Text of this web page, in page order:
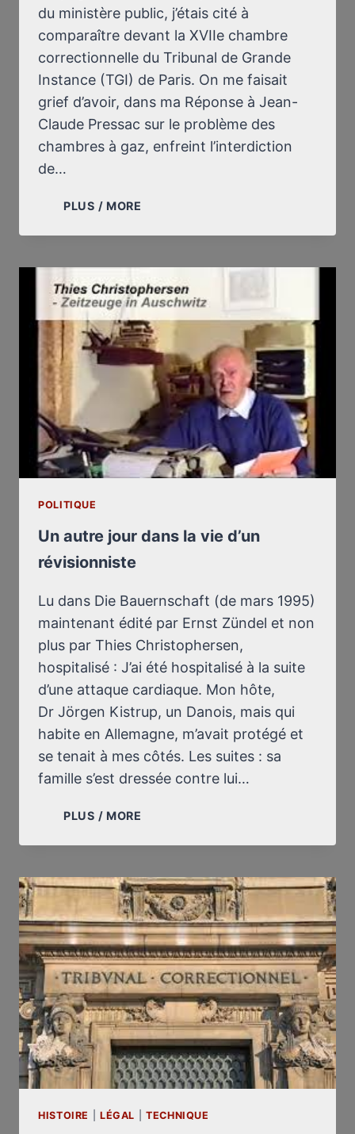
du ministère public, j’étais cité à
comparaître devant la XVIIe chambre
correctionnelle du Tribunal de Grande
Instance (TGI) de Paris. On me faisait
grief d’avoir, dans ma Réponse à Jean-
Claude Pressac sur le problème des
chambres à gaz, enfreint l’interdiction
de…
PLUS / MORE
MAÎTRE
LORACH,
PAR
PAGE,
ALINÉA
PAR
ALINÉA
POLITIQUE
Un autre jour dans la vie d’un
révisionniste
Lu dans Die Bauernschaft (de mars 1995)
maintenant édité par Ernst Zündel et non
plus par Thies Christophersen,
hospitalisé : J’ai été hospitalisé à la suite
d’une attaque cardiaque. Mon hôte,
Dr Jörgen Kistrup, un Danois, mais qui
habite en Allemagne, m’avait protégé et
se tenait à mes côtés. Les suites : sa
famille s’est dressée contre lui…
PLUS / MORE
JOUR
LA
VIE
D’UN
RÉVISIONNISTE
HISTOIRE LÉGAL TECHNIQUE